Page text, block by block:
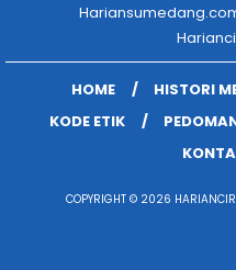
HOME HISTORI
KODE ETIK
COPYRIGHT © 2026